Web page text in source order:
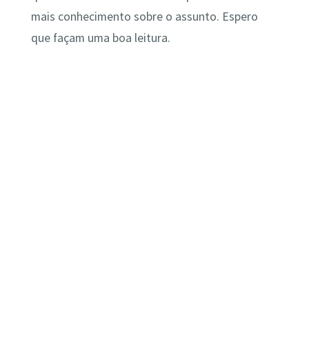
mais conhecimento sobre o assunto. Espero
que façam uma boa leitura.